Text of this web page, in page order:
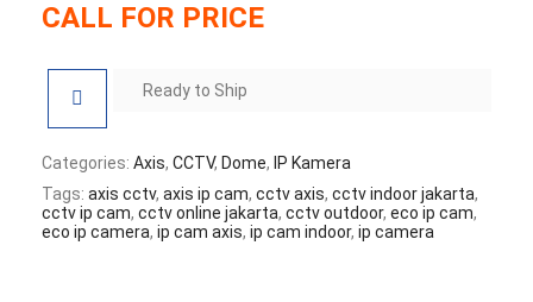
CALL FOR PRICE
Ready to Ship
Categories: Axis, CCTV, Dome, IP Kamera
Tags: axis cctv, axis ip cam, cctv axis, cctv indoor jakarta,
cctv ip cam, cctv online jakarta, cctv outdoor, eco ip cam,
eco ip camera, ip cam axis, ip cam indoor, ip camera